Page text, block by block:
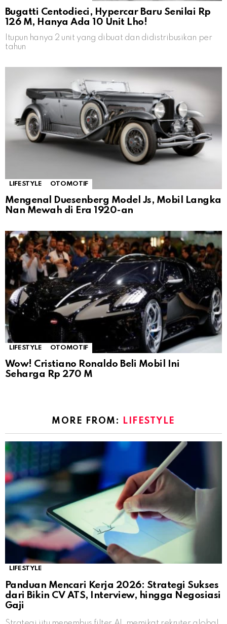
Bugatti Centodieci, Hypercar Baru Senilai Rp
126 M, Hanya Ada 10 Unit Lho!
Itupun hanya 2 unit yang dibuat dan didistribusikan per
tahun
LIFESTYLE OTOMOTIF
Mengenal Duesenberg Model Js, Mobil Langka
Nan Mewah di Era 1920-an
LIFESTYLE OTOMOTIF
Wow! Cristiano Ronaldo Beli Mobil Ini
Seharga Rp 270 M
MORE FROM: LIFESTYLE
LIFESTYLE
Panduan Mencari Kerja 2026: Strategi Sukses
dari Bikin CV ATS, Interview, hingga Negosiasi
Gaji